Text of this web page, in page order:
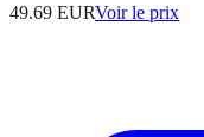
49.69 EURVoir le prix